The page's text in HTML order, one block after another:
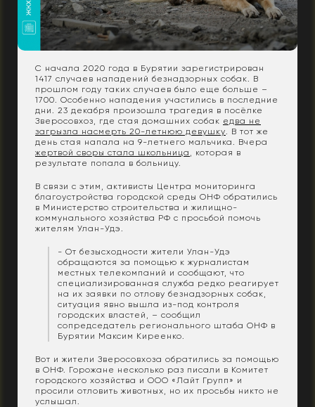
С начала 2020 года в Бурятии зарегистрирован
1417 случаев нападений безнадзорных собак. В
прошлом году таких случаев было еще больше –
1700. Особенно нападения участились в последние
дни. 23 декабря произошла трагедия в посёлке
Зверосовхоз, где стая домашних собак едва не
загрызла насмерть 20-летнюю девушку . В тот же
день стая напала на 9-летнего мальчика. Вчера
жертвой своры стала школьница
, которая в
результате попала в больницу.
В связи с этим, активисты Центра мониторинга
благоустройства городской среды ОНФ обратились
в Министерство строительства и жилищно-
коммунального хозяйства РФ с просьбой помочь
жителям Улан-Удэ.
- От безысходности жители Улан-Удэ
обращаются за помощью к журналистам
местных телекомпаний и сообщают, что
специализированная служба редко реагирует
на их заявки по отлову безнадзорных собак,
ситуация явно вышла из-под контроля
городских властей, – сообщил
сопредседатель регионального штаба ОНФ в
Бурятии Максим Киреенко.
Вот и жители Зверосовхоза обратились за помощью
в ОНФ. Горожане несколько раз писали в Комитет
городского хозяйства и ООО «Лайт Групп» и
просили отловить животных, но их просьбы никто не
услышал.